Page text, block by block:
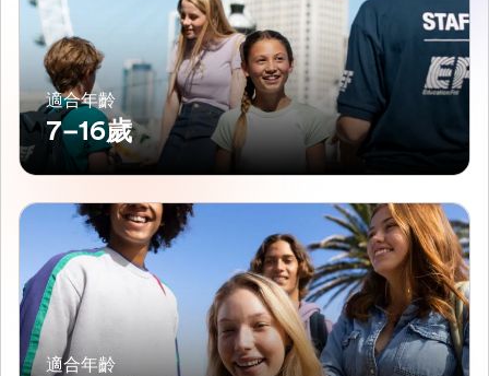
適合年齡
7–16歲
適合年齡